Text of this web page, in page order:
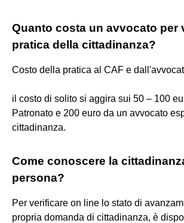
Quanto costa un avvocato per
pratica della cittadinanza?
Costo della pratica al CAF e
il costo di solito si aggira sui 50 – 100
Patronato e 200 euro da un avvocato
cittadinanza.
Come conoscere la
persona?
Per verificare on line lo stato di
propria domanda di cittadinanza, è